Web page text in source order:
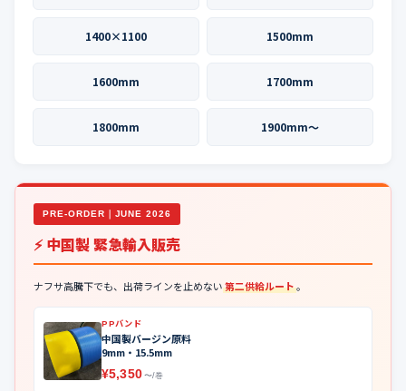
1400×1100 1500mm
1600mm 1700mm
1800mm 1900mm〜
PRE-ORDER｜JUNE 2026
⚡ 中国製 緊急輸入販売
ナフサ高騰下でも、出荷ラインを止めない第二供給ルート。
PPバンド
中国製バージン原料
9mm・15.5mm
¥5,350 〜/巻